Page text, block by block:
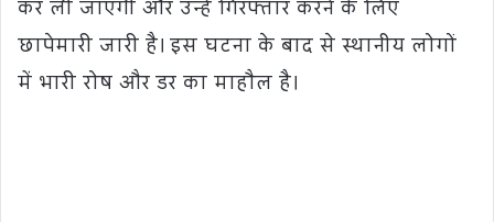
कर ली जाएगी और उन्हें गिरफ्तार करने के लिए
छापेमारी जारी है। इस घटना के बाद से स्थानीय लोगों
में भारी रोष और डर का माहौल है।